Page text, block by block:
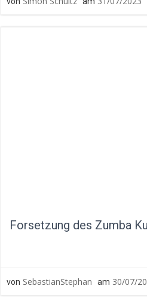
Forsetzung des Zumba
von SebastianStephan am 30/07/